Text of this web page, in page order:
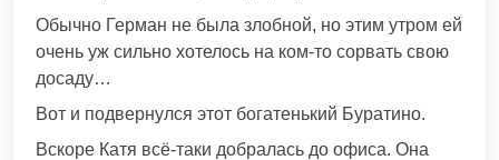
Обычно Герман не была злобной, но этим утром ей
очень уж сильно хотелось на ком-то сорвать свою
досаду…
Вот и подвернулся этот богатенький Буратино.
Вскоре Катя всё-таки добралась до офиса. Она